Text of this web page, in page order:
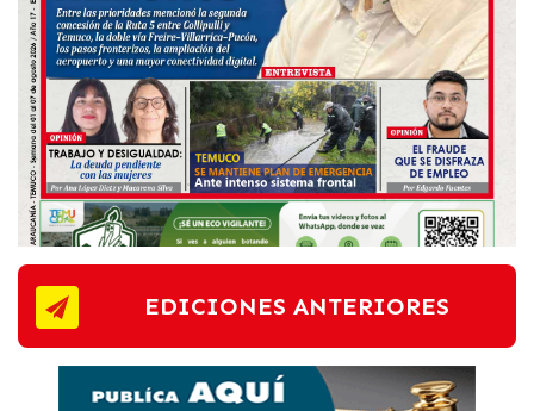
EDICIONES ANTERIORES